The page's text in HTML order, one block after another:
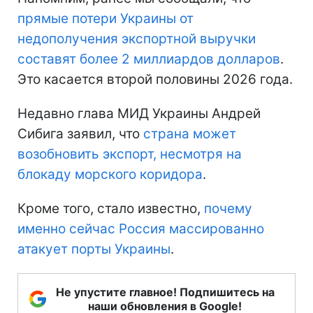
прямые потери Украины от
недополучения экспортной выручки
составят более 2 миллиардов долларов.
Это касается второй половины 2026 года.
Недавно глава МИД Украины Андрей
Сибига заявил, что страна может
возобновить экспорт, несмотря на
блокаду морского коридора.
Кроме того, стало известно, почему
именно сейчас Россия массированно
атакует порты Украины.
Не упустите главное! Подпишитесь на
наши обновления в Google!